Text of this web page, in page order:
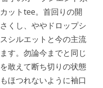
ットtee。首回りの開
くし、ややドロップシ
シルエットと今の主流
す。勿論今までと同じ
敢えて断ち切りの状態
ほつれないように袖口